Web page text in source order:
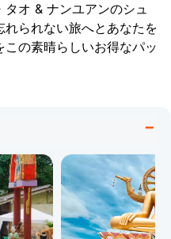
オ & ナンユアンのシュ
れられない旅へとあなたを
の素晴らしいお得なパッ